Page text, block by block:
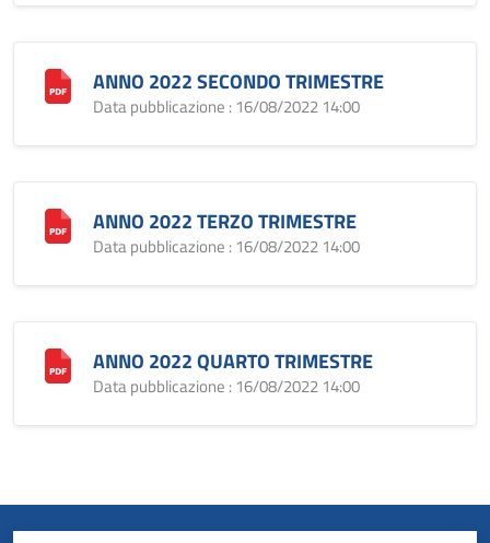
ANNO 2022 SECONDO TRIMESTRE
Data pubblicazione : 16/08/2022 14:00
ANNO 2022 TERZO TRIMESTRE
Data pubblicazione : 16/08/2022 14:00
ANNO 2022 QUARTO TRIMESTRE
Data pubblicazione : 16/08/2022 14:00